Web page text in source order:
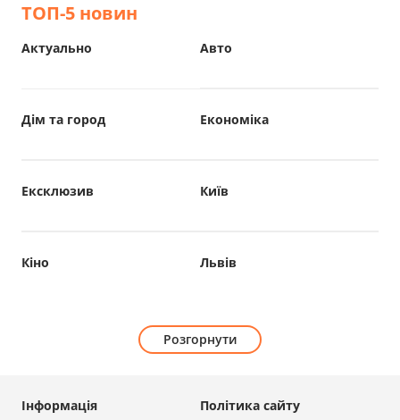
ТОП-5 новин
Авто
Актуально
Дім та город Економіка
Ексклюзив Київ
Кіно Львів
Розгорнути
Політика сайту
Інформація